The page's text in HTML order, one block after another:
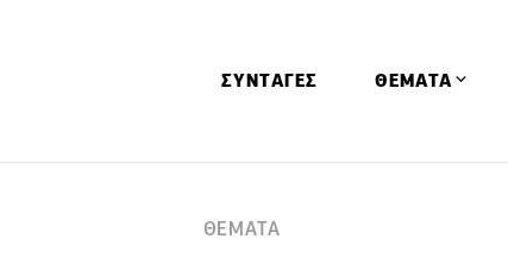
ΣΥΝΤΑΓΕΣ ΘΕΜΑΤΑ
ΘΕΜΑΤΑ